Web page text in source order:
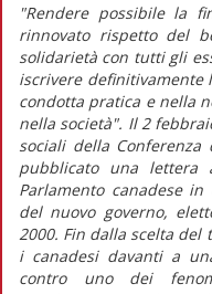
"Rendere possibile la
rinnovato rispetto del
solidarietà con tutti gli
iscrivere
condotta pratica e nella
nella società". Il 2
sociali della
pubblicato una lettera
Parlamento canadese
del nuovo governo,
2000. Fin dalla scelta del
i canadesi davanti a
contro uno dei